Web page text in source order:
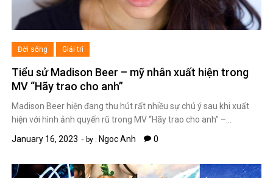
Đời sống Giải trí
Tiểu sử Madison Beer – mỹ nhân xuất hiện trong
MV “Hãy trao cho anh”
Madison Beer hiện đang thu hút rất nhiều sự chú ý sau khi xuất
hiện với hình ảnh quyến rũ trong MV “Hãy trao cho anh” –…
January 16, 2023
by : Ngoc Anh 0